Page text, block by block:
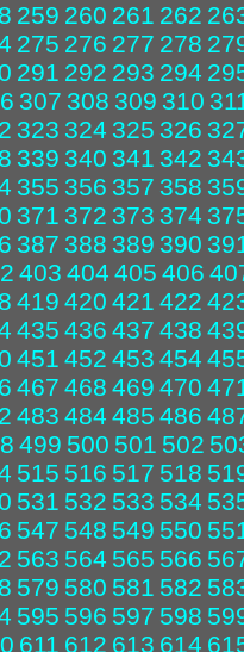
259 260 261 262
275 276 277 278
291 292 293 294
307 308 309 310
323 324 325 326
339 340 341 342
355 356 357 358
371 372 373 374
387 388 389 390
403 404 405 406
419 420 421 422
435 436 437 438
451 452 453 454
467 468 469 470
483 484 485 486
499 500 501 502
515 516 517 518
531 532 533 534
547 548 549 550
563 564 565 566
579 580 581 582
595 596 597 598
611 612 613 614